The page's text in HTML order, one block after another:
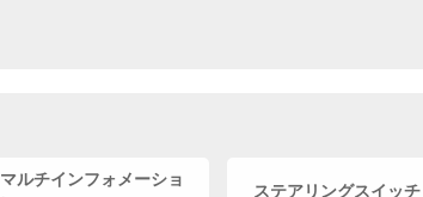
マルチインフォメーショ
ステアリングスイッチ